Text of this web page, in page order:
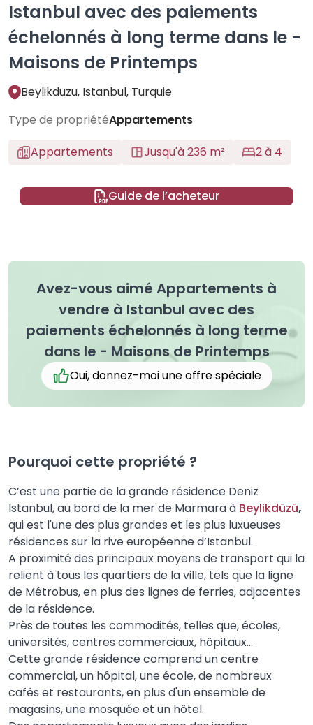
Istanbul avec des paiements
échelonnés à long terme dans le -
Maisons de Printemps
Beylikduzu, Istanbul, Turquie
Type de propriétéAppartements
Appartements
Jusqu'à 236 m² 2 à 4
Guide de l’acheteur
Avez-vous aimé Appartements à
vendre à Istanbul avec des
paiements échelonnés à long terme
dans le - Maisons de Printemps
Oui, donnez-moi une offre spéciale
Pourquoi cette propriété ?
C’est une partie de la grande résidence Deniz
Istanbul, au bord de la mer de Marmara à Beylikdüzü,
qui est l'une des plus grandes et les plus luxueuses
résidences sur la rive européenne d’Istanbul.
A proximité des principaux moyens de transport qui la
relient à tous les quartiers de la ville, tels que la ligne
de Métrobus, en plus des lignes de ferries, adjacentes
de la résidence.
Près de toutes les commodités, telles que, écoles,
universités, centres commerciaux, hôpitaux...
Cette grande résidence comprend un centre
commercial, un hôpital, une école, de nombreux
cafés et restaurants, en plus d'un ensemble de
magasins, une mosquée et un hôtel.